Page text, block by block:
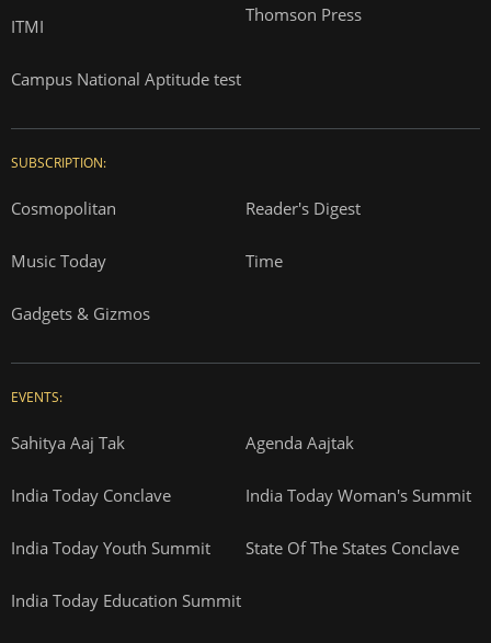
ITMI
Campus National Aptitude test
Thomson Press
SUBSCRIPTION:
Cosmopolitan Reader's Digest
Music Today Time
Gadgets & Gizmos
EVENTS:
Sahitya Aaj Tak Agenda Aajtak
India Today Conclave India Today Woman's Summit
India Today Youth Summit State Of The States Conclave
India Today Education Summit